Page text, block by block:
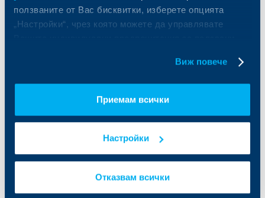
ползваните от Вас бисквитки, изберете опцията
„Настройки“, чрез която можете да управлявате
Виж повече
Приемам всички
Настройки
Отказвам всички
Индивидуални
клиенти
Кредити
Спестявания и инвестиции
Застраховки
Актуализация на клиентски данни
Бизнес
клиенти
Кредитиране
Търговско финансиране
ПОС терминали
и попечителски услуги
Факторинг
Финансови институции и суверени
За ОББ Групата на KBC